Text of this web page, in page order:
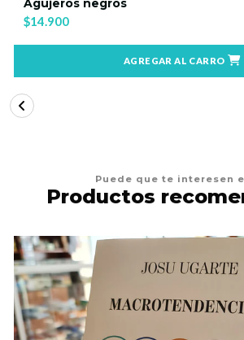
AGREGAR
Puede que te interesen
Productos